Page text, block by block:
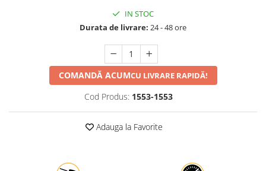
IN STOC
Durata de livrare: 24 - 48 ore
COMANDĂ ACUMCU LIVRARE RAPIDĂ!
Cod Produs: 1553-1553
Adauga la Favorite